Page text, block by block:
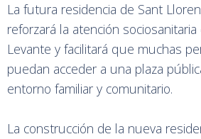
La futura residencia de Sant
reforzará la atención
Levante y facilitará que muchas
puedan acceder a una plaza
entorno familiar y comunitario.
La construcción de la nueva